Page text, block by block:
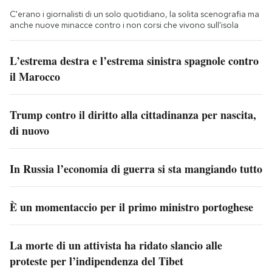
C'erano i giornalisti di un solo quotidiano, la solita scenografia ma
anche nuove minacce contro i non corsi che vivono sull'isola
L’estrema destra e l’estrema sinistra spagnole contro
il Marocco
Trump contro il diritto alla cittadinanza per nascita,
di nuovo
In Russia l’economia di guerra si sta mangiando tutto
È un momentaccio per il primo ministro portoghese
La morte di un attivista ha ridato slancio alle
proteste per l’indipendenza del Tibet